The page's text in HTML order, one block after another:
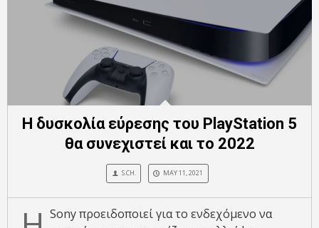
Η δυσκολία εύρεσης του PlayStation 5
θα συνεχιστεί και το 2022
S.CH. MAY 11, 2021
Sony προειδοποιεί για το ενδεχόμενο να